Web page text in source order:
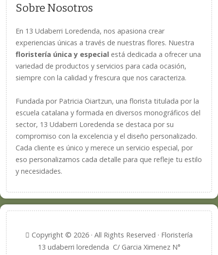
Sobre Nosotros
En 13 Udaberri Loredenda, nos apasiona crear
experiencias únicas a través de nuestras flores. Nuestra
floristería única y especial está dedicada a ofrecer una
variedad de productos y servicios para cada ocasión,
siempre con la calidad y frescura que nos caracteriza.
Fundada por Patricia Oiartzun, una florista titulada por la
escuela catalana y formada en diversos monográficos del
sector, 13 Udaberri Loredenda se destaca por su
compromiso con la excelencia y el diseño personalizado.
Cada cliente es único y merece un servicio especial, por
eso personalizamos cada detalle para que refleje tu estilo
y necesidades.
Copyright © 2026 · All Rights Reserved · Floristería
13 udaberri loredenda C/ Garcia Ximenez N°